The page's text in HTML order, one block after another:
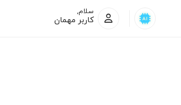
سلام,
کاربر مهمان